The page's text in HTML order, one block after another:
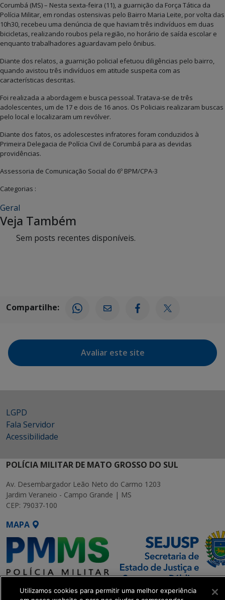
Corumbá (MS) – Nesta sexta-feira (11), a guarnição da Força Tática da
Polícia Militar, em rondas ostensivas pelo Bairro Maria Leite, por volta das
10h30, recebeu uma denúncia de que haviam três indivíduos em duas
bicicletas, realizando roubos pela região, no horário de saída escolar e
enquanto trabalhadores aguardavam pelo ônibus.
Diante dos relatos, a guarnição policial efetuou diligências pelo bairro,
quando avistou três indivíduos em atitude suspeita com as
características descritas.
Foi realizada a abordagem e busca pessoal. Tratava-se de três
adolescentes, um de 17 e dois de 16 anos. Os Policiais realizaram buscas
pelo local e localizaram um revólver.
Diante dos fatos, os adolescestes infratores foram conduzidos à
Primeira Delegacia de Polícia Civil de Corumbá para as devidas
providências.
Assessoria de Comunicação Social do 6º BPM/CPA-3
Categorias :
Geral
Veja Também
Sem posts recentes disponíveis.
Compartilhe:
Avaliar este site
LGPD
Fala Servidor
Acessibilidade
POLÍCIA MILITAR DE MATO GROSSO DO SUL
Av. Desembargador Leão Neto do Carmo 1203
Jardim Veraneio - Campo Grande | MS
CEP: 79037-100
MAPA
SETDIG | Secretaria-Executiva
Utilizamos cookies para permitir uma melhor experiência